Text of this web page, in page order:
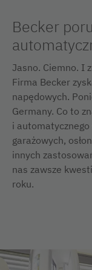
Becker
Jasno. Ciemno. I
Firma Becker
napędowych.
Germany. Co to
i
garażowych,
innych
nas zawsze
roku.